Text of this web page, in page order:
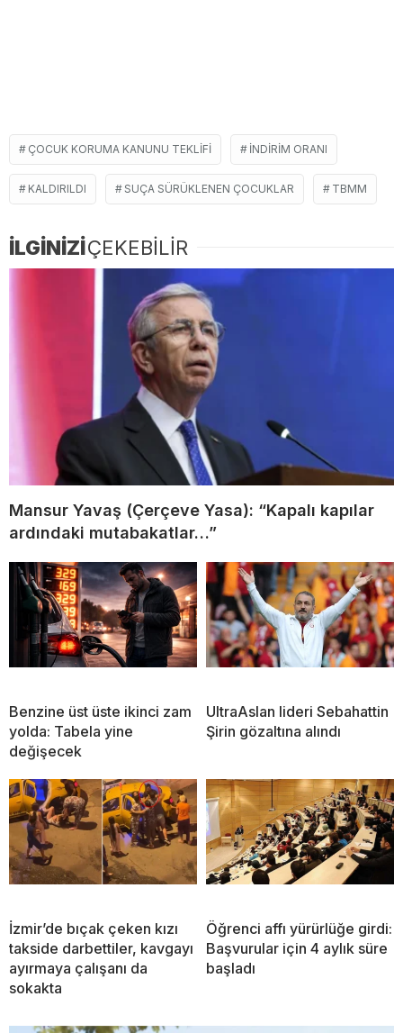
ÇOCUK KORUMA KANUNU TEKLIFI INDIRIM ORANI
KALDIRILDI SUÇA SÜRÜKLENEN ÇOCUKLAR TBMM
İLGİNİZİÇEKEBİLİR
Mansur Yavaş (Çerçeve Yasa): “Kapalı kapılar
ardındaki mutabakatlar…”
Benzine üst üste ikinci zam
yolda: Tabela yine
değişecek
UltraAslan lideri Sebahattin
Şirin gözaltına alındı
İzmir’de bıçak çeken kızı
takside darbettiler, kavgayı
ayırmaya çalışanı da
sokakta
Öğrenci affı yürürlüğe girdi:
Başvurular için 4 aylık süre
başladı